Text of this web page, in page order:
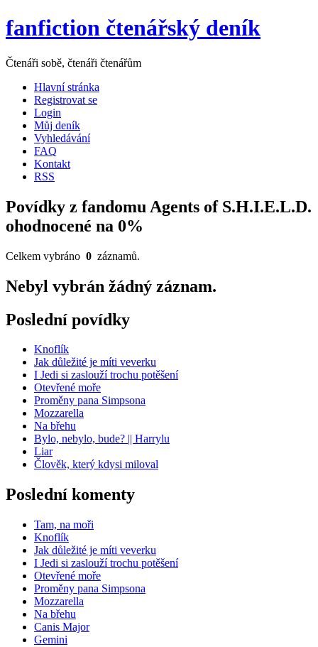
fanfiction čtenářský deník
Čtenáři sobě, čtenáři čtenářům
Hlavní stránka
Registrovat se
Login
Můj deník
Vyhledávání
FAQ
Kontakt
RSS
Povídky z fandomu Agents of S.H.I.E.L.D.
ohodnocené na 0%
Celkem vybráno 0 záznamů.
Nebyl vybrán žádný záznam.
Poslední povídky
Knoflík
Jak důležité je míti veverku
I Jedi si zaslouží trochu potěšení
Otevřené moře
Proměny pana Simpsona
Mozzarella
Na břehu
Bylo, nebylo, bude? || Harrylu
Liar
Člověk, který kdysi miloval
Poslední komenty
Tam, na moři
Knoflík
Jak důležité je míti veverku
I Jedi si zaslouží trochu potěšení
Otevřené moře
Proměny pana Simpsona
Mozzarella
Na břehu
Canis Major
Gemini